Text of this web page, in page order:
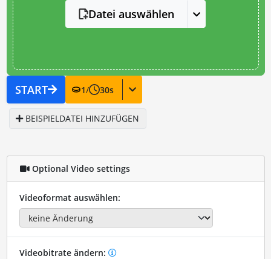
Datei auswählen
START 1/ 30s
BEISPIELDATEI HINZUFÜGEN
Optional Video settings
Videoformat auswählen:
Videobitrate ändern: